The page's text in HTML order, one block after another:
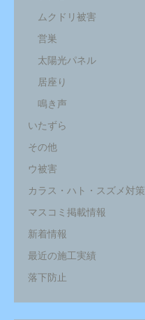
ムクドリ被害
営巣
太陽光パネル
居座り
鳴き声
いたずら
その他
ウ被害
カラス・ハト・スズメ対策
マスコミ掲載情報
新着情報
最近の施工実績
落下防止